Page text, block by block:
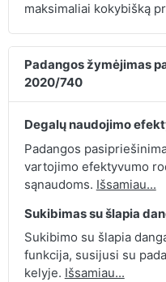
maksimaliai kokybišką
Padangos žymėjimas
2020/740
Degalų naudojimo
Padangos
vartojimo efektyvumo
sąnaudoms. Išsamiau...
Sukibimas su šlapia
Sukibimo su šlapia
funkcija, susijusi su
kelyje. Išsamiau...